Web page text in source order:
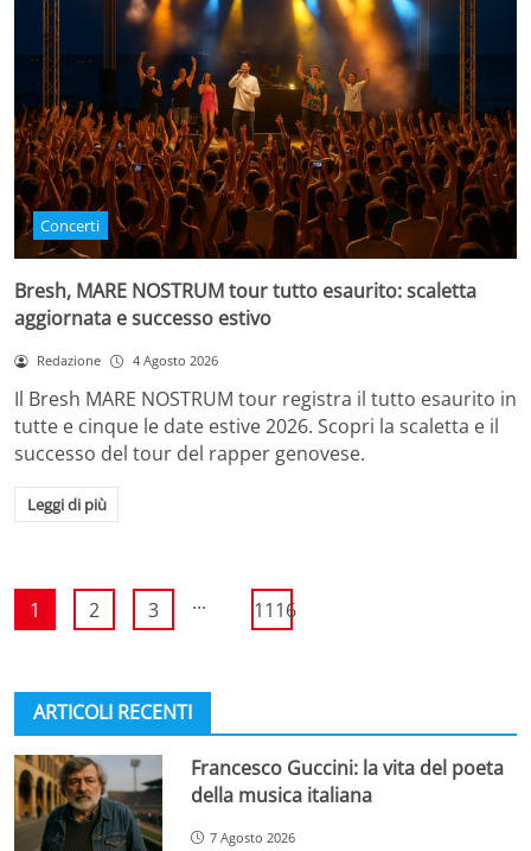
Concerti
Bresh, MARE NOSTRUM tour tutto esaurito: scaletta
aggiornata e successo estivo
Redazione 4 Agosto 2026
Il Bresh MARE NOSTRUM tour registra il tutto esaurito in
tutte e cinque le date estive 2026. Scopri la scaletta e il
successo del tour del rapper genovese.
Leggi di più
1 2 3 ... 1116
ARTICOLI RECENTI
Francesco Guccini: la vita del poeta
della musica italiana
7 Agosto 2026